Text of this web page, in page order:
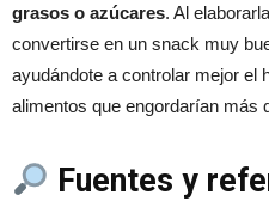
grasos o azúcares. Al
convertirse en un snack muy
ayudándote a controlar mejor el
alimentos que engordarían más
Fuentes y